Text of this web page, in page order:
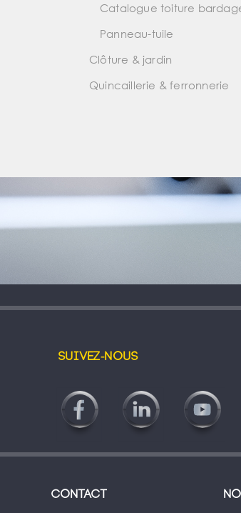
Catalogue toiture
Panneau-tuile
Clôture & jardin
Quincaillerie & ferronnerie
Suivez-nous
Contact